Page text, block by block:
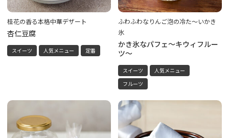
桂花の香る本格中華デザート
杏仁豆腐
スイーツ 人気メニュー 定番
ふわふわなりんご泡の冷た～いかき
氷
かき氷なパフェ～キウィフルー
ツ～
スイーツ
人気メニュー
フルーツ